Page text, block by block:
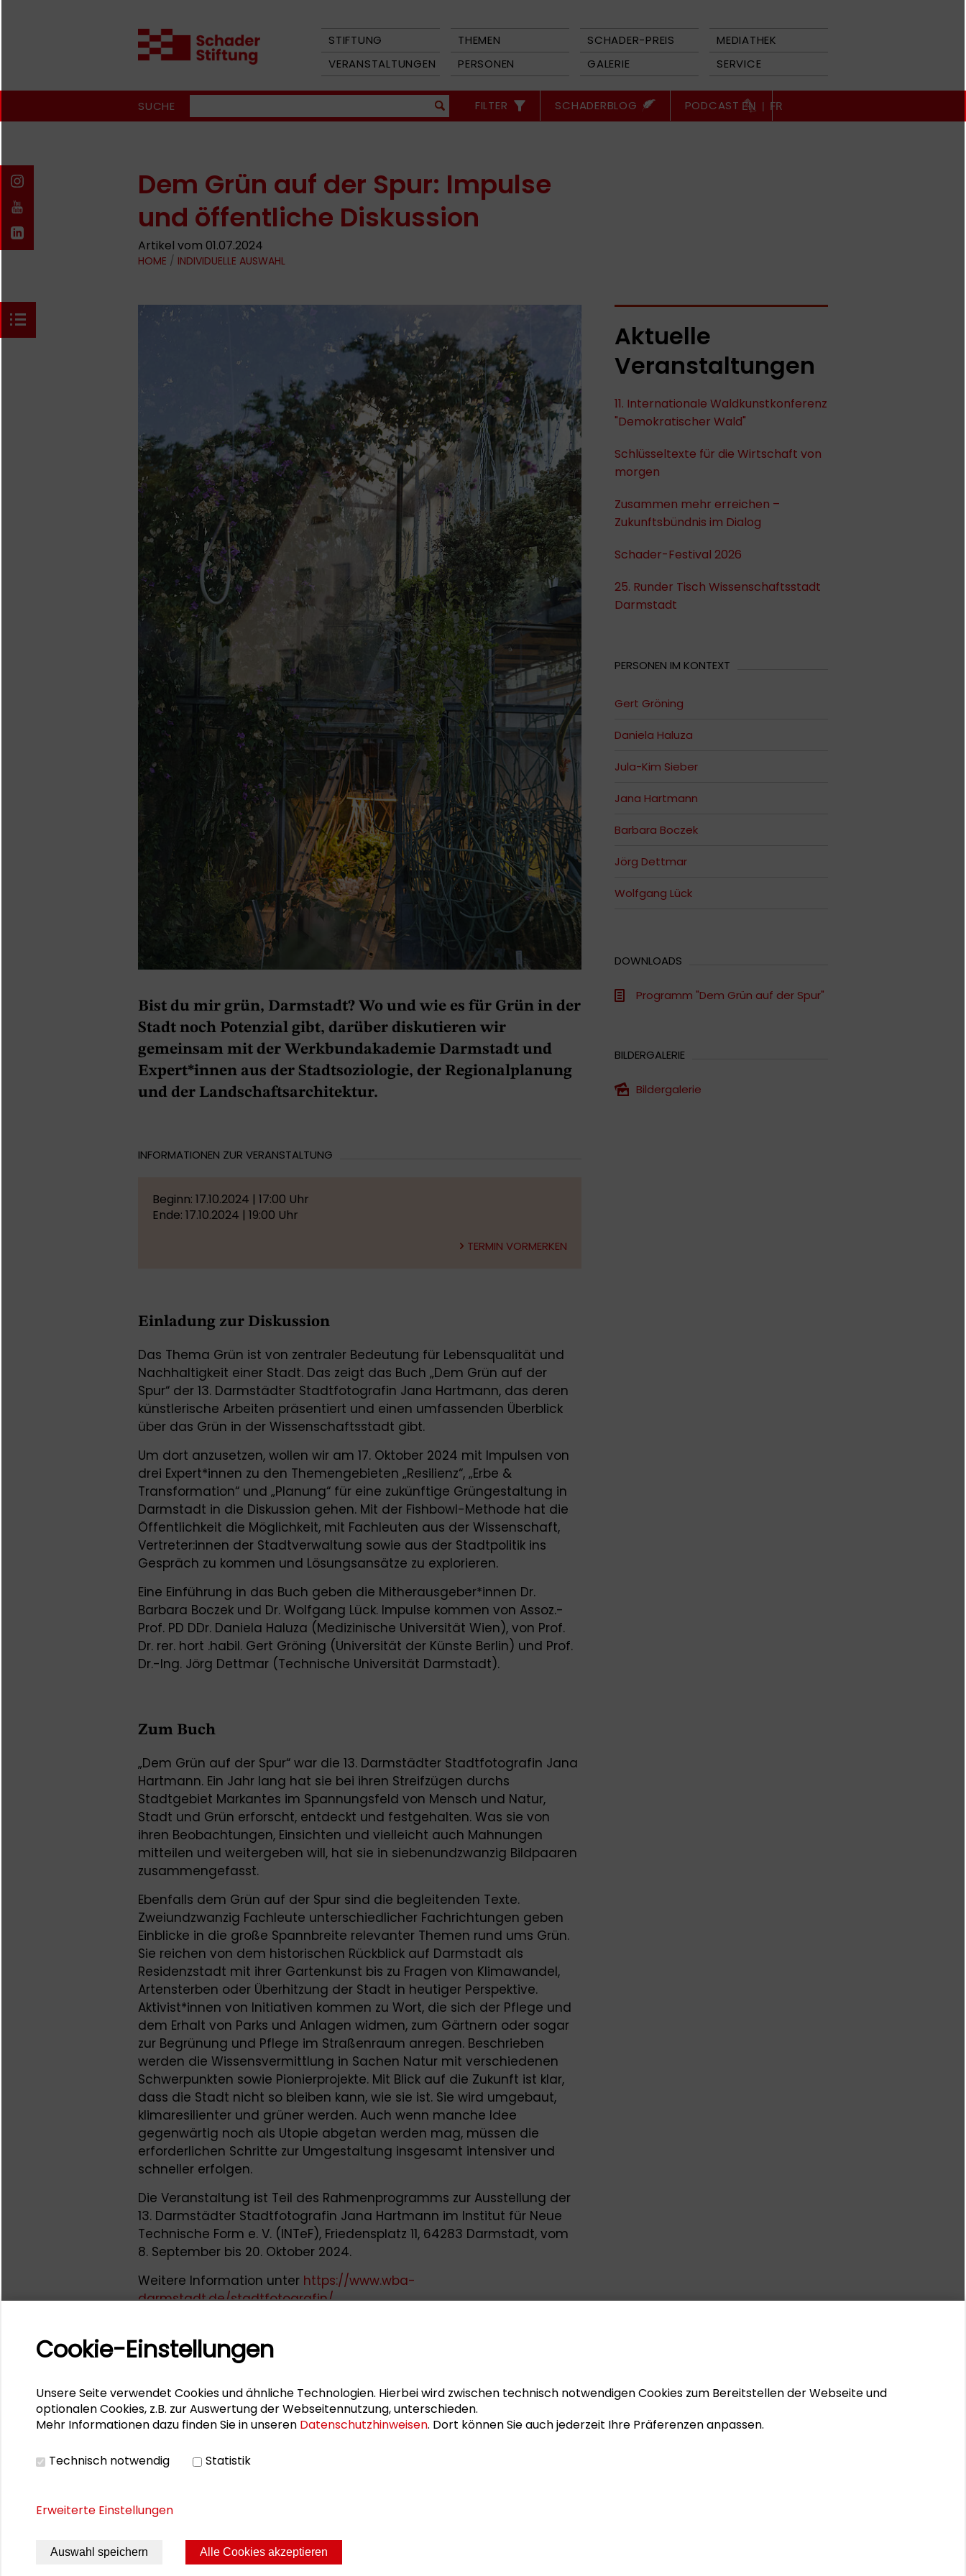
STIFTUNG THEMEN SCHADER-PREIS
MEDIATHEK
VERANSTALTUNGEN
PERSONEN GALERIE SERVICE
SUCHE FILTER SCHADERBLOG PODCAST EN | FR
Dem Grün auf der Spur: Impulse
und öffentliche Diskussion
Artikel vom 01.07.2024
HOME / INDIVIDUELLE AUSWAHL
Bist du mir grün, Darmstadt? Wo und wie es für Grün in der
Stadt noch Potenzial gibt, darüber diskutieren wir
gemeinsam mit der Werkbundakademie Darmstadt und
Expert*innen aus der Stadtsoziologie, der Regionalplanung
und der Landschaftsarchitektur.
INFORMATIONEN ZUR VERANSTALTUNG
Beginn: 17.10.2024 | 17:00 Uhr
Ende: 17.10.2024 | 19:00 Uhr
TERMIN VORMERKEN
Einladung zur Diskussion
Das Thema Grün ist von zentraler Bedeutung für Lebensqualität und
Nachhaltigkeit einer Stadt. Das zeigt das Buch „Dem Grün auf der
Spur“ der 13. Darmstädter Stadtfotografin Jana Hartmann, das deren
künstlerische Arbeiten präsentiert und einen umfassenden Überblick
über das Grün in der Wissenschaftsstadt gibt.
Um dort anzusetzen, wollen wir am 17. Oktober 2024 mit Impulsen von
drei Expert*innen zu den Themengebieten „Resilienz“, „Erbe &
Transformation“ und „Planung“ für eine zukünftige Grüngestaltung in
Darmstadt in die Diskussion gehen. Mit der Fishbowl-Methode hat die
Öffentlichkeit die Möglichkeit, mit Fachleuten aus der Wissenschaft,
Vertreter:innen der Stadtverwaltung sowie aus der Stadtpolitik ins
Gespräch zu kommen und Lösungsansätze zu explorieren.
Eine Einführung in das Buch geben die Mitherausgeber*innen Dr.
Barbara Boczek und Dr. Wolfgang Lück. Impulse kommen von Assoz.-
Prof. PD DDr. Daniela Haluza (Medizinische Universität Wien), von Prof.
Dr. rer. hort .habil. Gert Gröning (Universität der Künste Berlin) und Prof.
Dr.-Ing. Jörg Dettmar (Technische Universität Darmstadt).
Zum Buch
„Dem Grün auf der Spur“ war die 13. Darmstädter Stadtfotografin Jana
Hartmann. Ein Jahr lang hat sie bei ihren Streifzügen durchs
Stadtgebiet Markantes im Spannungsfeld von Mensch und Natur,
Stadt und Grün erforscht, entdeckt und festgehalten. Was sie von
ihren Beobachtungen, Einsichten und vielleicht auch Mahnungen
mitteilen und weitergeben will, hat sie in siebenundzwanzig Bildpaaren
zusammengefasst.
Ebenfalls dem Grün auf der Spur sind die begleitenden Texte.
Zweiundzwanzig Fachleute unterschiedlicher Fachrichtungen geben
Einblicke in die große Spannbreite relevanter Themen rund ums Grün.
Sie reichen von dem historischen Rückblick auf Darmstadt als
Residenzstadt mit ihrer Gartenkunst bis zu Fragen von Klimawandel,
Artensterben oder Überhitzung der Stadt in heutiger Perspektive.
Aktivist*innen von Initiativen kommen zu Wort, die sich der Pflege und
dem Erhalt von Parks und Anlagen widmen, zum Gärtnern oder sogar
zur Begrünung und Pflege im Straßenraum anregen. Beschrieben
werden die Wissensvermittlung in Sachen Natur mit verschiedenen
Schwerpunkten sowie Pionierprojekte. Mit Blick auf die Zukunft ist klar,
dass die Stadt nicht so bleiben kann, wie sie ist. Sie wird umgebaut,
klimaresilienter und grüner werden. Auch wenn manche Idee
gegenwärtig noch als Utopie abgetan werden mag, müssen die
erforderlichen Schritte zur Umgestaltung insgesamt intensiver und
schneller erfolgen.
Die Veranstaltung ist Teil des Rahmenprogramms zur Ausstellung der
13. Darmstädter Stadtfotografin Jana Hartmann im Institut für Neue
Technische Form e. V. (INTeF), Friedensplatz 11, 64283 Darmstadt, vom
8. September bis 20. Oktober 2024.
Weitere Information unter https://www.wba-
darmstadt.de/stadtfotografin/.
Anmeldungen bis 15. Oktober 2024
Anmeldebutton möglich. Die Impulsrunde sowie die anschließende
Fishbowl-Diskussion finden im 2. Obergeschoss des Schader-Forums
statt.
Ansprechpartnerin ist
Aktuelle
Veranstaltungen
11. Internationale Waldkunstkonferenz
"Demokratischer Wald"
Schlüsseltexte für die Wirtschaft von
morgen
Zusammen mehr erreichen –
Zukunftsbündnis im Dialog
Schader-Festival 2026
25. Runder Tisch Wissenschaftsstadt
Darmstadt
PERSONEN IM KONTEXT
Gert Gröning
Daniela Haluza
Jula-Kim Sieber
Jana Hartmann
Barbara Boczek
Jörg Dettmar
Wolfgang Lück
DOWNLOADS
Programm "Dem Grün auf der Spur"
BILDERGALERIE
Bildergalerie
Seite drucken Sitemap Impressum
Cookie-Einstellungen
Unsere Seite verwendet Cookies und ähnliche Technologien. Hierbei wird zwischen technisch notwendigen Cookies zum Bereitstellen der Webseite und
optionalen Cookies, z.B. zur Auswertung der Webseitennutzung, unterschieden.
Mehr Informationen dazu finden Sie in unseren Datenschutzhinweisen. Dort können Sie auch jederzeit Ihre Präferenzen anpassen.
Technisch notwendig Statistik
Erweiterte Einstellungen
Auswahl speichern Alle Cookies akzeptieren